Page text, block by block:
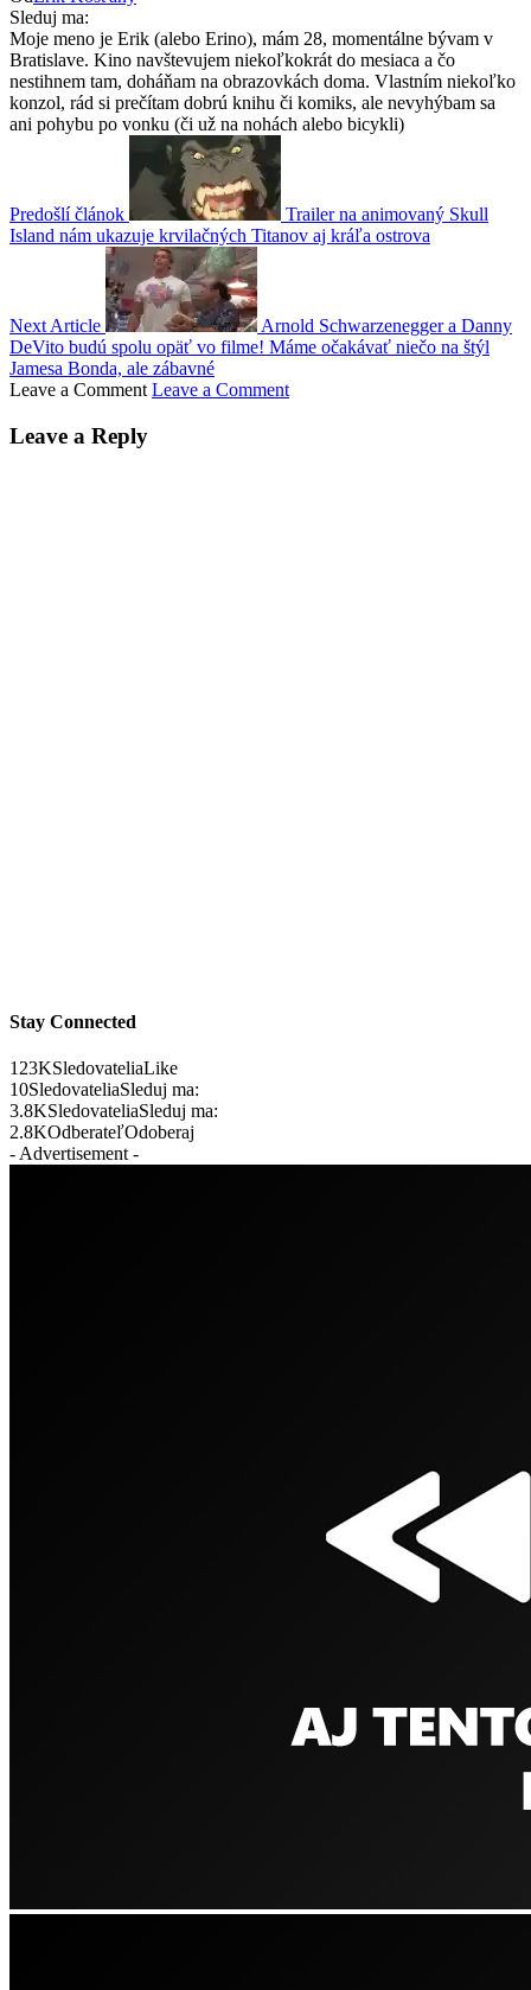
Sleduj ma:
Moje meno je Erik (alebo Erino), mám 28, momentálne bývam v
Bratislave. Kino navštevujem niekoľkokrát do mesiaca a čo
nestihnem tam, doháňam na obrazovkách doma. Vlastním niekoľko
konzol, rád si prečítam dobrú knihu či komiks, ale nevyhýbam sa
ani pohybu po vonku (či už na nohách alebo bicykli)
Predošlí článok
Trailer na animovaný Skull
Island nám ukazuje krvilačných Titanov aj kráľa ostrova
Next Article
Arnold Schwarzenegger a Danny
DeVito budú spolu opäť vo filme! Máme očakávať niečo na štýl
Jamesa Bonda, ale zábavné
Leave a Comment Leave a Comment
Leave a Reply
Stay Connected
123KSledovateliaLike
10SledovateliaSleduj ma:
3.8KSledovateliaSleduj ma:
2.8KOdberateľOdoberaj
- Advertisement -